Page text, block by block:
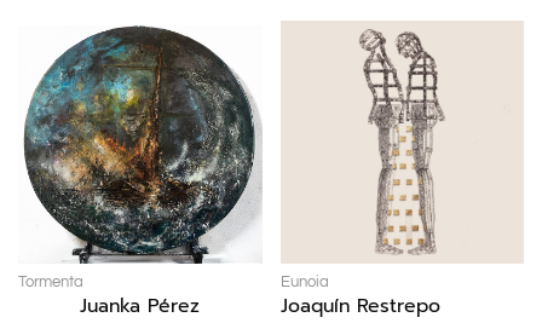
Tormenta
Juanka Pérez
Eunoia
Joaquín Restrepo